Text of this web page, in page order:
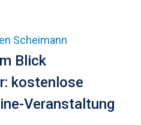
Scheimann
Blick
kostenlose
Veranstaltung